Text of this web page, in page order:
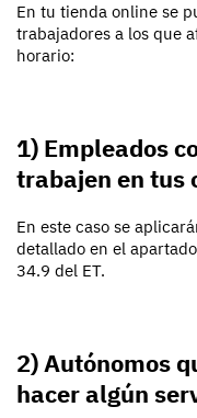
En tu tienda online se
trabajadores a los que
horario:
1) Empleados
trabajen en tus
En este caso se
detallado en el
34.9 del ET.
2) Autónomos
hacer algún